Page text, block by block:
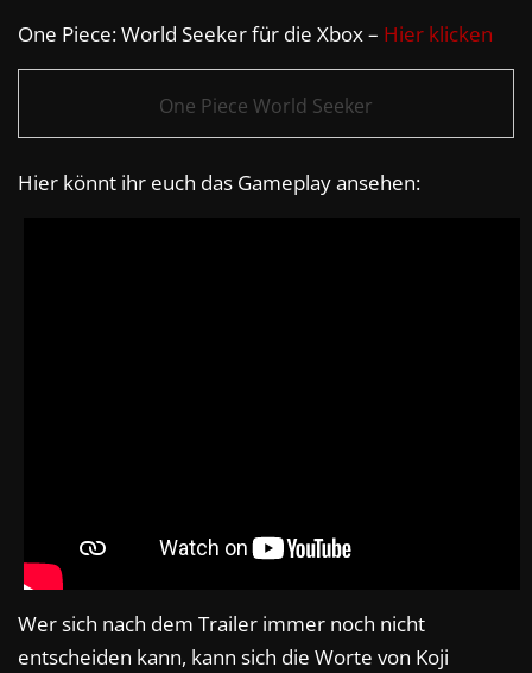
One Piece: World Seeker für die Xbox – Hier klicken
One Piece World Seeker
Hier könnt ihr euch das Gameplay ansehen:
Wer sich nach dem Trailer immer noch nicht
entscheiden kann, kann sich die Worte von Koji